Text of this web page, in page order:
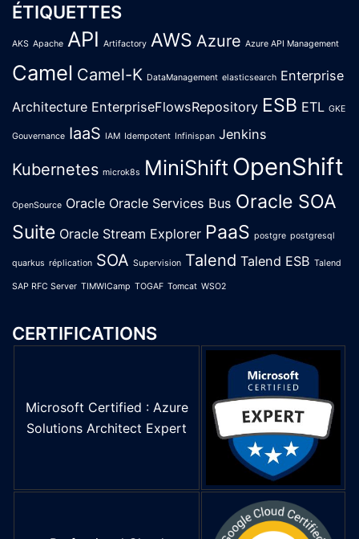
ÉTIQUETTES
AKS Apache API Artifactory AWS Azure Azure API Management
Camel Camel-K DataManagement elasticsearch Enterprise
Architecture EnterpriseFlowsRepository ESB ETL GKE
Gouvernance IaaS IAM Idempotent Infinispan Jenkins
Kubernetes microk8s MiniShift OpenShift
OpenSource Oracle Oracle Services Bus Oracle SOA
Suite Oracle Stream Explorer PaaS postgre postgresql
quarkus réplication SOA Supervision Talend Talend ESB Talend
SAP RFC Server TIMWICamp TOGAF Tomcat WSO2
CERTIFICATIONS
Microsoft Certified : Azure
Solutions Architect Expert